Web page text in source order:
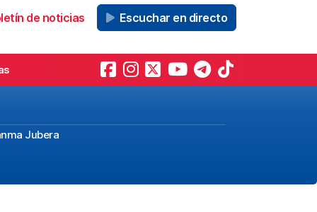
de noticias Escuchar en directo
Jubera